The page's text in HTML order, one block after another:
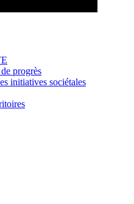
progrès
initiatives sociétales